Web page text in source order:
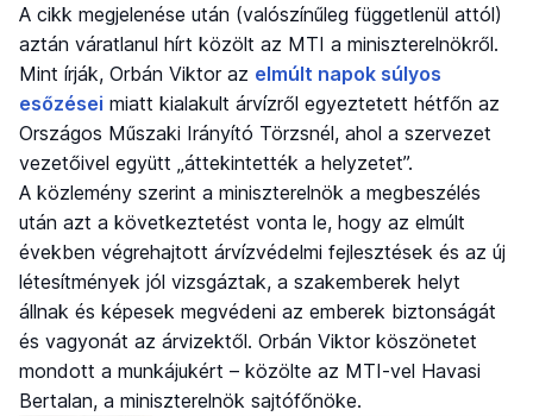
A cikk megjelenése után (valószínűleg függetlenül attól)
aztán váratlanul hírt közölt az MTI a miniszterelnökről.
Mint írják, Orbán Viktor az elmúlt napok súlyos
esőzései miatt kialakult árvízről egyeztetett hétfőn az
Országos Műszaki Irányító Törzsnél, ahol a szervezet
vezetőivel együtt „áttekintették a helyzetet”.
A közlemény szerint a miniszterelnök a megbeszélés
után azt a következtetést vonta le, hogy az elmúlt
években végrehajtott árvízvédelmi fejlesztések és az új
létesítmények jól vizsgáztak, a szakemberek helyt
állnak és képesek megvédeni az emberek biztonságát
és vagyonát az árvizektől. Orbán Viktor köszönetet
mondott a munkájukért – közölte az MTI-vel Havasi
Bertalan, a miniszterelnök sajtófőnöke.